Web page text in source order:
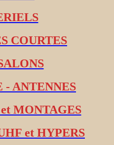
COURTES
- ANTENNES
MONTAGES
et HYPERS